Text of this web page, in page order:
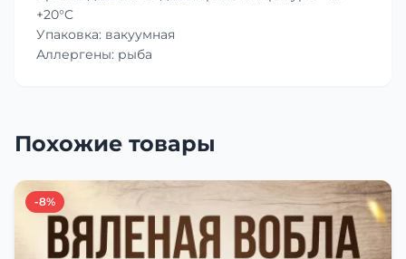
+20°C
Упаковка: вакуумная
Аллергены: рыба
Похожие товары
-8%